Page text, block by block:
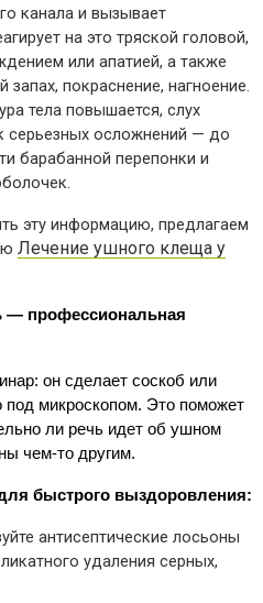
канала и вызывает
на это тряской головой,
или апатией, а также
покраснение, нагноение.
тела повышается, слух
серьезных осложнений — до
барабанной перепонки и
эту информацию, предлагаем
Лечение ушного клеща у
— профессиональная
он сделает соскоб или
под микроскопом. Это поможет
ли речь идет об ушном
чем-то другим.
быстрого выздоровления:
антисептические лосьоны
удаления серных,